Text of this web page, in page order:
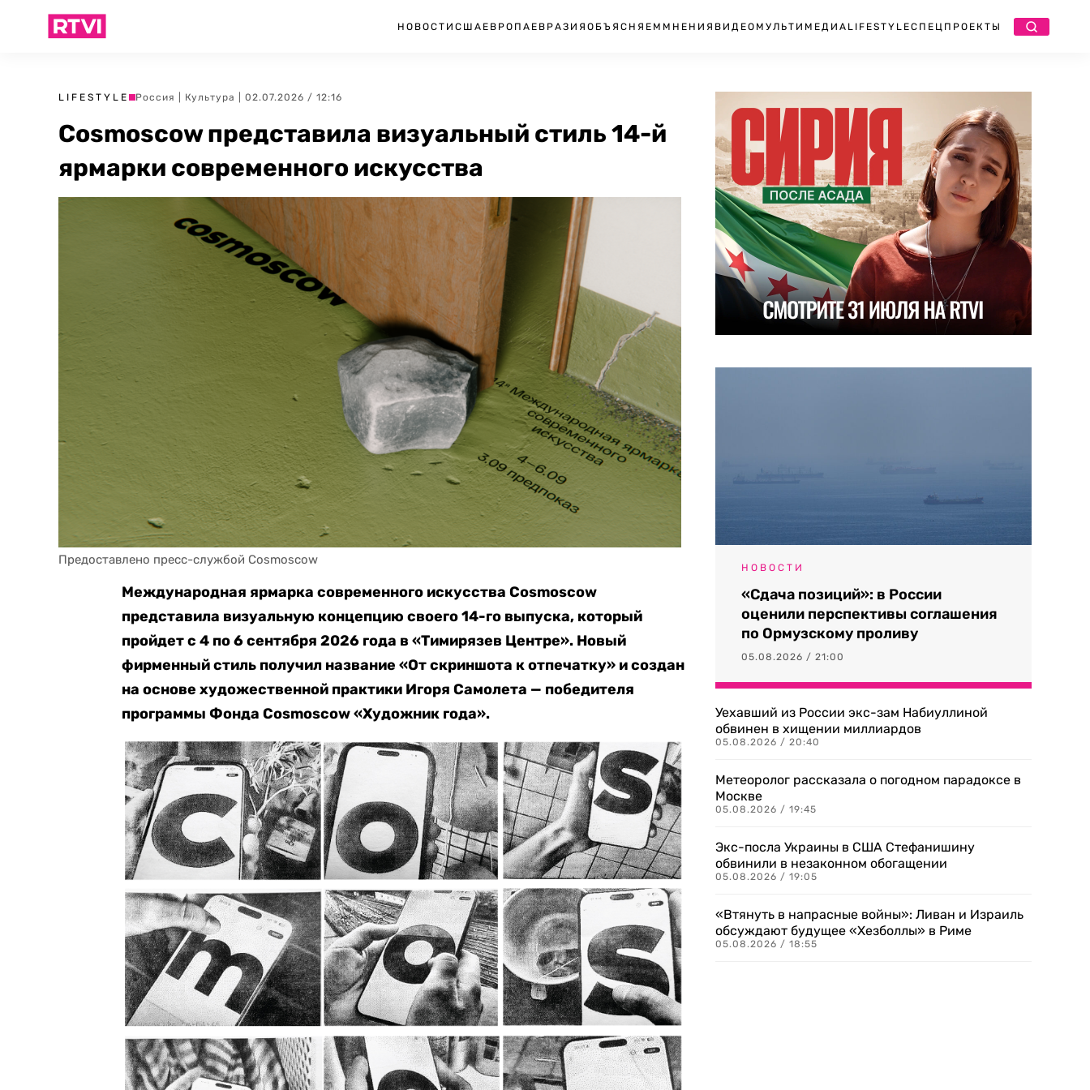
НОВОСТИ США ЕВРОПА ЕВРАЗИЯ ОБЪЯСНЯЕМ МНЕНИЯ ВИДЕО МУЛЬТИМЕДИА LIFESTYLEСПЕЦПРОЕКТЫ
LIFESTYLE Россия Культура | 02.07.2026 / 12:16
Cosmoscow представила визуальный стиль 14-й
ярмарки современного искусства
Предоставлено пресс-службой Cosmoscow
Международная ярмарка современного искусства Cosmoscow
представила визуальную концепцию своего 14-го выпуска, который
пройдет с 4 по 6 сентября 2026 года в «Тимирязев Центре». Новый
фирменный стиль получил название «От скриншота к отпечатку» и создан
на основе художественной практики Игоря Самолета — победителя
программы Фонда Cosmoscow «Художник года».
НОВОСТИ
«Сдача позиций»: в России
оценили перспективы соглашения
по Ормузскому проливу
05.08.2026 / 21:00
Уехавший из России экс-зам Набиуллиной
обвинен в хищении миллиардов
05.08.2026 / 20:40
Метеоролог рассказала о погодном парадоксе в
Москве
05.08.2026 / 19:45
Экс-посла Украины в США Стефанишину
обвинили в незаконном обогащении
05.08.2026 / 19:05
«Втянуть в напрасные войны»: Ливан и Израиль
обсуждают будущее «Хезболлы» в Риме
05.08.2026 / 18:55